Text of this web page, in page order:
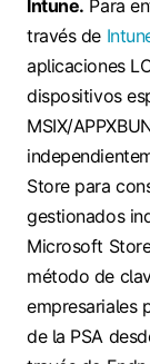
Intune. Para
través de
aplicaciones
dispositivos
MSIX/
Store para
gestionados
Microsoft
método de
empresariales
de la PSA